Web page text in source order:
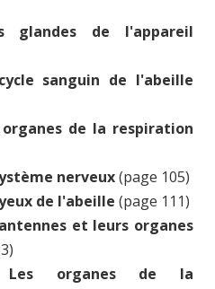
glandes de l'appareil
sanguin de l'abeille
organes de la respiration
nerveux(page 105)
yeux de l'abeille (page 111)
antennes et leurs organes
Les organes de la